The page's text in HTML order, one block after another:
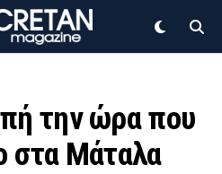
την ώρα που
στα Μάταλα